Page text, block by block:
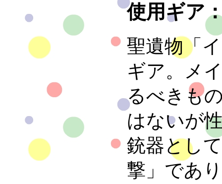
使用ギア
聖遺物「
ギア。メ
るべきも
はないが
銃器とし
撃」であ